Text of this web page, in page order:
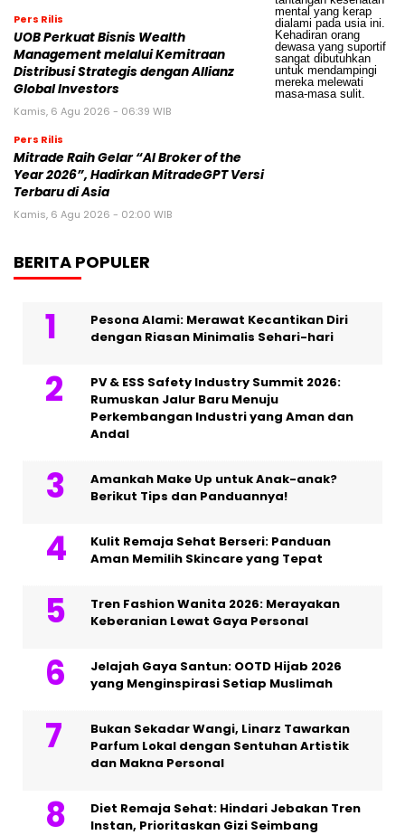
Pers Rilis
UOB Perkuat Bisnis Wealth
Management melalui Kemitraan
Distribusi Strategis dengan Allianz
Global Investors
Kamis, 6 Agu 2026 - 06:39 WIB
Pers Rilis
Mitrade Raih Gelar “AI Broker of the
Year 2026”, Hadirkan MitradeGPT Versi
Terbaru di Asia
Kamis, 6 Agu 2026 - 02:00 WIB
BERITA POPULER
Pesona Alami: Merawat Kecantikan Diri
dengan Riasan Minimalis Sehari-hari
PV & ESS Safety Industry Summit 2026:
Rumuskan Jalur Baru Menuju
Perkembangan Industri yang Aman dan
Andal
Amankah Make Up untuk Anak-anak?
Berikut Tips dan Panduannya!
Kulit Remaja Sehat Berseri: Panduan
Aman Memilih Skincare yang Tepat
Tren Fashion Wanita 2026: Merayakan
Keberanian Lewat Gaya Personal
Jelajah Gaya Santun: OOTD Hijab 2026
yang Menginspirasi Setiap Muslimah
Bukan Sekadar Wangi, Linarz Tawarkan
Parfum Lokal dengan Sentuhan Artistik
dan Makna Personal
Diet Remaja Sehat: Hindari Jebakan Tren
Instan, Prioritaskan Gizi Seimbang